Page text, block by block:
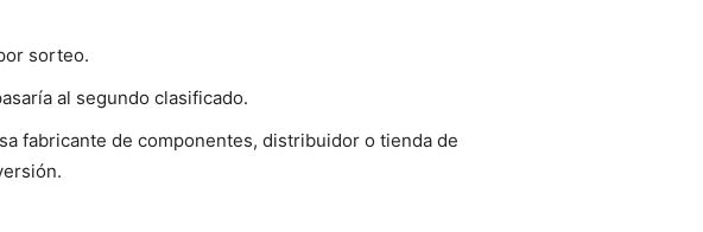
sorteo.
al segundo clasificado.
fabricante de componentes, distribuidor o tienda de